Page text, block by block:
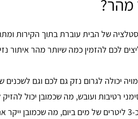
מהר?
של הבית עוברת בתוך הקירות
לכם להזמין כמה שיותר מהר איתור
יכולה לגרום נזק גם לכם וגם
רטיבות ועובש, מה שכמובן יכול
שלכם.